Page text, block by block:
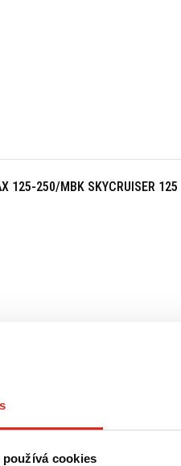
cookies
125-250/MBK SKYCRUISER